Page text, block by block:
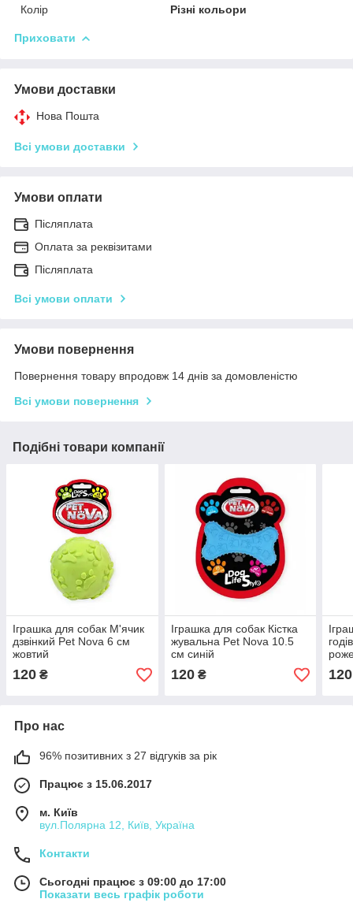
Колір
Різні кольори
Приховати
Умови доставки
Нова Пошта
Всі умови доставки
Умови оплати
Післяплата
Оплата за реквізитами
Післяплата
Всі умови оплати
Умови повернення
Повернення товару впродовж 14 днів за домовленістю
Всі умови повернення
Подібні товари компанії
Іграшка для собак М'ячик
дзвінкий Pet Nova 6 см
жовтий
120 ₴
Іграшка для собак Кістка
жувальна Pet Nova 10.5
см синій
120₴ 120
Про нас
96% позитивних з 27 відгуків за рік
Працює з 15.06.2017
м. Київ
вул.Полярна 12, Київ, Україна
Контакти
Сьогодні працює з 09:00 до 17:00
Показати весь графік роботи